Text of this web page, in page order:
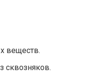
веществ.
сквозняков.